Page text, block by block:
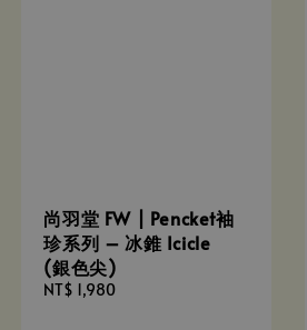
尚羽堂 FW | Pencket袖
珍系列 – 冰錐 Icicle
(銀色尖)
Regular
NT$ 1,980